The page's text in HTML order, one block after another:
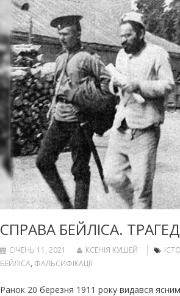
СПРАВА БЕЙЛІСА.
СІЧЕНЬ 11, 2021 КСЕНІЯ КУШЕЙ
БЕЙЛІСА, ФАЛЬСИФІКАЦІЇ
Ранок 20 березня 1911 року видався